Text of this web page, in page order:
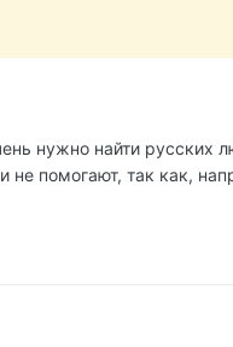
нужно найти русских
не помогают, так как,